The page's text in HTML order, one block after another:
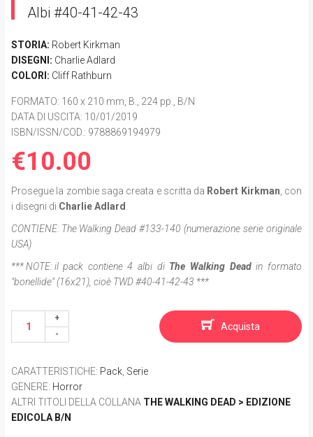
Albi #40-41-42-43
STORIA: Robert Kirkman
DISEGNI: Charlie Adlard
COLORI: Cliff Rathburn
FORMATO: 160 x 210 mm, B., 224 pp., B/N
DATA DI USCITA: 10/01/2019
ISBN/ISSN/COD.: 9788869194979
€10.00
Prosegue la zombie saga creata e scritta da Robert Kirkman , con
i disegni di Charlie Adlard
CONTIENE: The Walking Dead #133-140 (numerazione serie originale
USA)
*** NOTE:il pack contiene 4 albi di The Walking Deadin formato
"bonellide" (16x21), cioè TWD#40-41-42-43 ***
Acquista
CARATTERISTICHE: Pack Serie
GENERE: Horror
ALTRI TITOLI DELLA COLLANA THE WALKING DEAD > EDIZIONE
EDICOLA B/N